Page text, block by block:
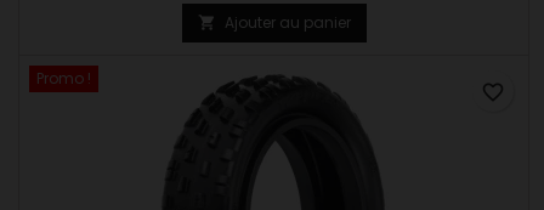
 Ajouter au panier
Promo !
favorite_border